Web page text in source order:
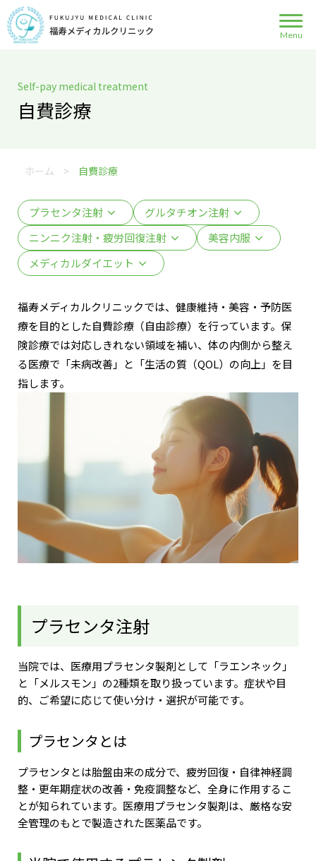
Self-pay medical treatment
自費診療
ホーム > 自費診療
プラセンタ注射
グルタチオン注射
ニンニク注射・疲労回復注射
美容内服
メディカルダイエット
福寿メディカルクリニックでは、健康維持・美容・予防医
療を目的とした自費診療（自由診療）を行っています。保
険診療では対応しきれない領域を補い、体の内側から整え
る医療で「未病改善」と「生活の質（QOL）の向上」を目
指します。
プラセンタ注射
当院では、医療用プラセンタ製剤として「ラエンネック」
と「メルスモン」の2種類を取り扱っています。症状や目
的、ご希望に応じて使い分け・選択が可能です。
プラセンタとは
プラセンタとは胎盤由来の成分で、疲労回復・自律神経調
整・更年期症状の改善・免疫調整など、全身に作用するこ
とが知られています。医療用プラセンタ製剤は、厳格な安
全管理のもとで製造された医薬品です。